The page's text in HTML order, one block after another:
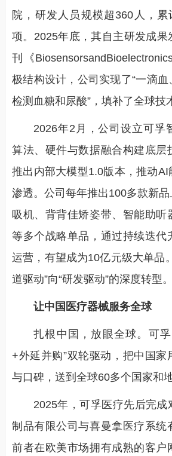
院，研发人员规模超360人，
项。2025年底，其自主研发成果
刊《
极结构设计，公司实现了“一滴
检测血糖和尿酸”，填补了全球技
2026年2月，公司设立可孚
算法、硬件与数据融合构建底层
推出内部大模型1.0版本，推动
渗透。公司每年推出100多款新
吸机、背背佳矫姿带、智能助听
等多个战略单品，通过持续迭代
运营，有望成为10亿元级大单品
道驱动”向“研发驱动”的深度转型。
让中国医疗器械服务全球
扎根中国，放眼全球。可
+外延并购”双轮驱动，把中国家
与口碑，送到全球60多个国家和地
2025年，可孚医疗先后完成
制品有限公司与喜曼拿医疗系统
前者在欧美市场拥有成熟的客户